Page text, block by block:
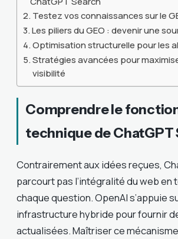
Testez vos connaissances sur le
Les piliers du GEO : devenir une
Optimisation structurelle pour les
Stratégies avancées pour
visibilité
Comprendre le
technique de ChatGPT
Contrairement aux idées reçues,
parcourt pas l’intégralité du web en
chaque question. OpenAI s’appuie
infrastructure hybride pour fournir
actualisées. Maîtriser ce